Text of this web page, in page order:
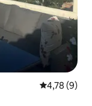
Évaluation
4,78 (9)